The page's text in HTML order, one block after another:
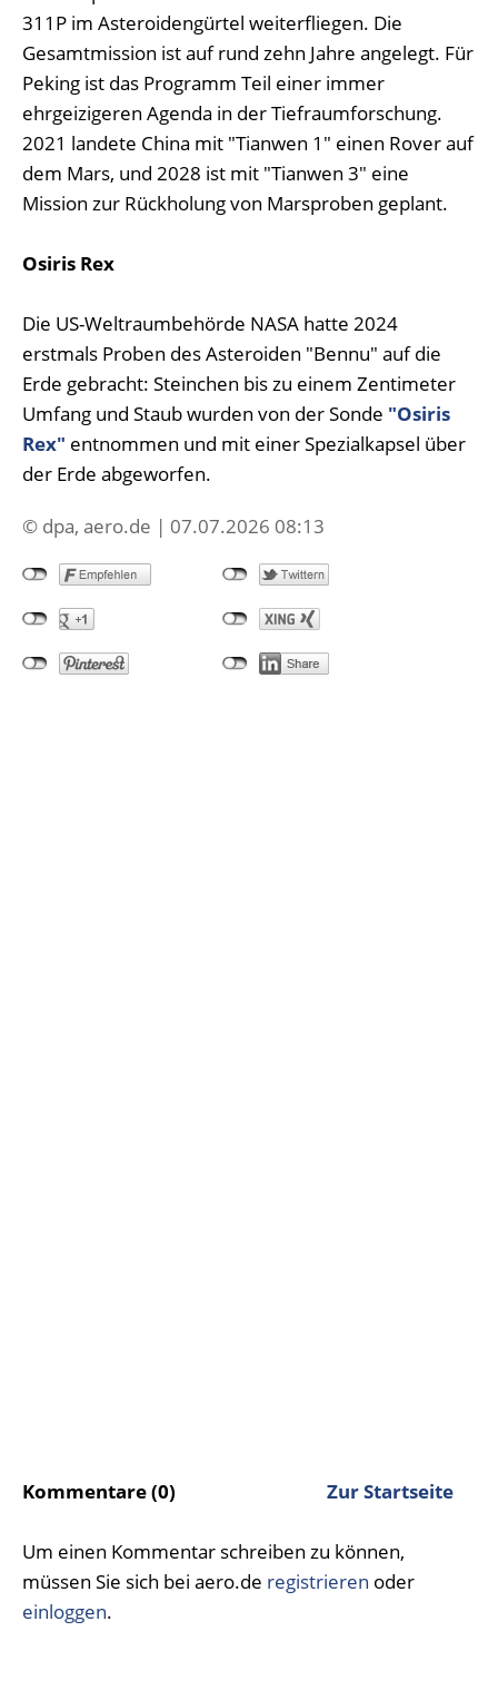
311P im Asteroidengürtel weiterfliegen. Die
Gesamtmission ist auf rund zehn Jahre angelegt. Für
Peking ist das Programm Teil einer immer
ehrgeizigeren Agenda in der Tiefraumforschung.
2021 landete China mit "Tianwen 1" einen Rover auf
dem Mars, und 2028 ist mit "Tianwen 3" eine
Mission zur Rückholung von Marsproben geplant.
Osiris Rex
Die US-Weltraumbehörde NASA hatte 2024
erstmals Proben des Asteroiden "Bennu" auf die
Erde gebracht: Steinchen bis zu einem Zentimeter
Umfang und Staub wurden von der Sonde "Osiris
Rex" entnommen und mit einer Spezialkapsel über
der Erde abgeworfen.
© dpa, aero.de | 07.07.2026 08:13
Kommentare (0) Zur Startseite
Um einen Kommentar schreiben zu können,
müssen Sie sich bei aero.de registrieren oder
einloggen.